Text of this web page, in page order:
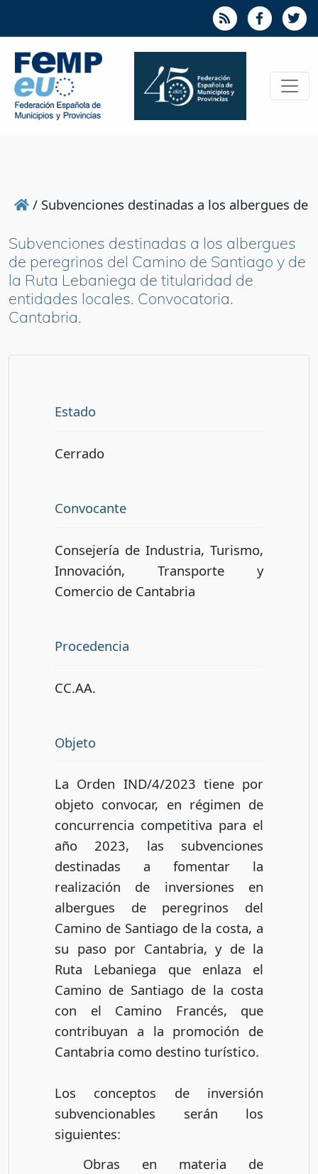
/ Subvenciones destinadas a los albergues
Subvenciones destinadas a los albergues
de peregrinos del Camino de Santiago y de
la Ruta Lebaniega de titularidad de
entidades locales. Convocatoria.
Cantabria.
Estado
Cerrado
Convocante
Consejería de Industria, Turismo,
Innovación, Transporte y
Comercio de Cantabria
Procedencia
CC.AA.
Objeto
La Orden IND/4/2023 tiene por
objeto convocar, en régimen de
concurrencia competitiva para el
año 2023, las subvenciones
destinadas a fomentar la
realización de inversiones en
albergues de peregrinos del
Camino de Santiago de la costa, a
su paso por Cantabria, y de la
Ruta Lebaniega que enlaza el
Camino de Santiago de la costa
con el Camino Francés, que
contribuyan a la promoción de
Cantabria como destino turístico.
Los conceptos de inversión
subvencionables serán los
siguientes:
Obras en materia de